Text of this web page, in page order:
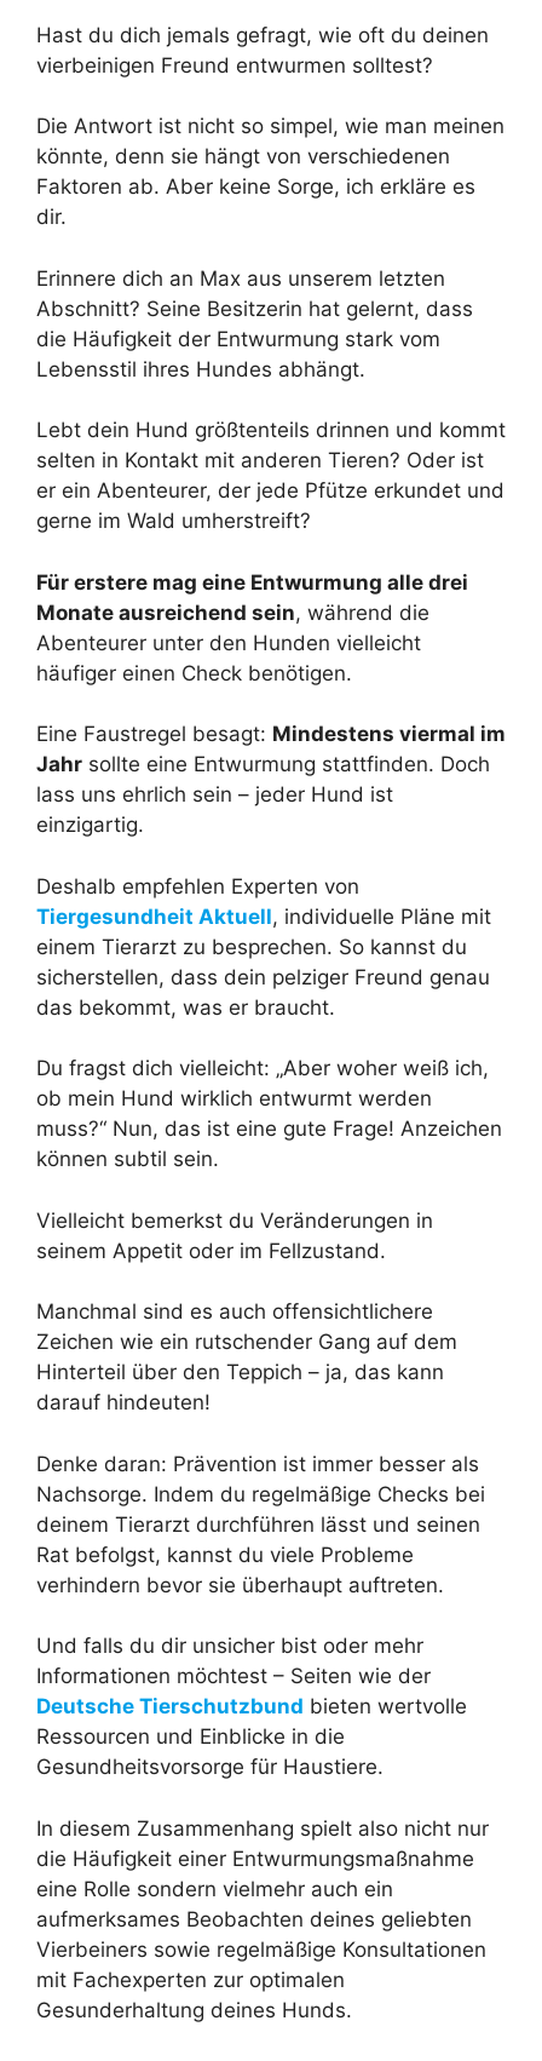
Hast du dich jemals gefragt, wie oft du deinen
vierbeinigen Freund entwurmen solltest?
Die Antwort ist nicht so simpel, wie man meinen
könnte, denn sie hängt von verschiedenen
Faktoren ab. Aber keine Sorge, ich erkläre es
dir.
Erinnere dich an Max aus unserem letzten
Abschnitt? Seine Besitzerin hat gelernt, dass
die Häufigkeit der Entwurmung stark vom
Lebensstil ihres Hundes abhängt.
Lebt dein Hund größtenteils drinnen und kommt
selten in Kontakt mit anderen Tieren? Oder ist
er ein Abenteurer, der jede Pfütze erkundet und
gerne im Wald umherstreift?
Für erstere mag eine Entwurmung alle drei
Monate ausreichend sein, während die
Abenteurer unter den Hunden vielleicht
häufiger einen Check benötigen.
Eine Faustregel besagt: Mindestens viermal im
Jahr sollte eine Entwurmung stattfinden. Doch
lass uns ehrlich sein – jeder Hund ist
einzigartig.
Deshalb empfehlen Experten von
Tiergesundheit Aktuell, individuelle Pläne mit
einem Tierarzt zu besprechen. So kannst du
sicherstellen, dass dein pelziger Freund genau
das bekommt, was er braucht.
Du fragst dich vielleicht: „Aber woher weiß ich,
ob mein Hund wirklich entwurmt werden
muss?“ Nun, das ist eine gute Frage! Anzeichen
können subtil sein.
Vielleicht bemerkst du Veränderungen in
seinem Appetit oder im Fellzustand.
Manchmal sind es auch offensichtlichere
Zeichen wie ein rutschender Gang auf dem
Hinterteil über den Teppich – ja, das kann
darauf hindeuten!
Denke daran: Prävention ist immer besser als
Nachsorge. Indem du regelmäßige Checks bei
deinem Tierarzt durchführen lässt und seinen
Rat befolgst, kannst du viele Probleme
verhindern bevor sie überhaupt auftreten.
Und falls du dir unsicher bist oder mehr
Informationen möchtest – Seiten wie der
Deutsche Tierschutzbund bieten wertvolle
Ressourcen und Einblicke in die
Gesundheitsvorsorge für Haustiere.
In diesem Zusammenhang spielt also nicht nur
die Häufigkeit einer Entwurmungsmaßnahme
eine Rolle sondern vielmehr auch ein
aufmerksames Beobachten deines geliebten
Vierbeiners sowie regelmäßige Konsultationen
mit Fachexperten zur optimalen
Gesunderhaltung deines Hunds.